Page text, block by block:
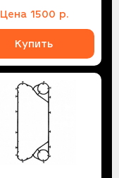
Цена 1500 р.
Купить